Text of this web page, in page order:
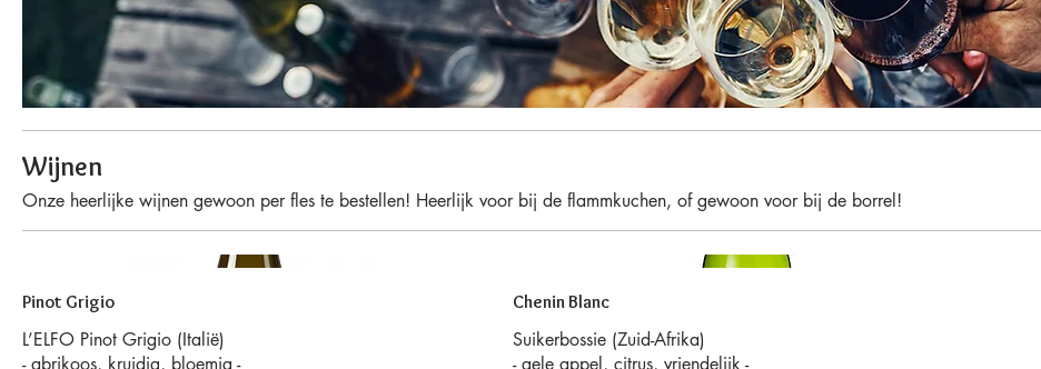
Wijnen
Onze heerlijke wijnen gewoon per fles te bestellen! Heerlijk voor bij de flammkuchen, of gewoon voor bij de borrel!
Pinot Grigio
L’ELFO Pinot Grigio (Italië)
- abrikoos, kruidig, bloemig -
Chenin Blanc
Suikerbossie (Zuid-Afrika)
- gele appel, citrus, vriendelijk -